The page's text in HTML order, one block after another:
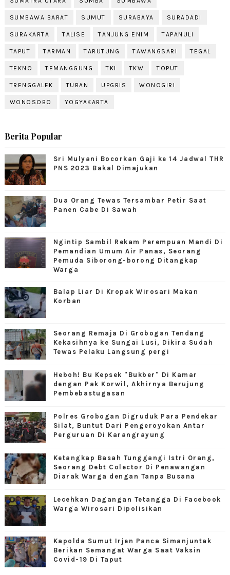
SUMBAWA BARAT SUMUT SURABAYA SURADADI
SURAKARTA TALISE TANJUNG ENIM TAPANULI
TAPUT TARMAN TARUTUNG TAWANGSARI TEGAL
TEKNO TEMANGGUNG TKI TKW TOPUT
TRENGGALEK TUBAN UPGRIS WONOGIRI
WONOSOBO YOGYAKARTA
Berita Popular
Sri Mulyani Bocorkan Gaji ke 14 Jadwal THR
PNS 2023 Bakal Dimajukan
Dua Orang Tewas Tersambar Petir Saat
Panen Cabe Di Sawah
Ngintip Sambil Rekam Perempuan Mandi Di
Pemandian Umum Air Panas, Seorang
Pemuda Siborong-borong Ditangkap
Warga
Balap Liar Di Kropak Wirosari Makan
Korban
Seorang Remaja Di Grobogan Tendang
Kekasihnya ke Sungai Lusi, Dikira Sudah
Tewas Pelaku Langsung pergi
Heboh! Bu Kepsek "Bukber" Di Kamar
dengan Pak Korwil, Akhirnya Berujung
Pembebastugasan
Polres Grobogan Digruduk Para Pendekar
Silat, Buntut Dari Pengeroyokan Antar
Perguruan Di Karangrayung
Ketangkap Basah Tunggangi Istri Orang,
Seorang Debt Colector Di Penawangan
Diarak Warga dengan Tanpa Busana
Lecehkan Dagangan Tetangga Di Facebook
Warga Wirosari Dipolisikan
Kapolda Sumut Irjen Panca Simanjuntak
Berikan Semangat Warga Saat Vaksin
Covid-19 Di Taput